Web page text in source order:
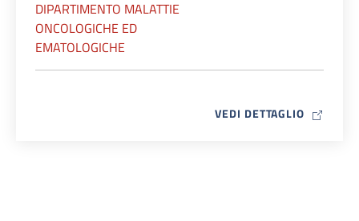
DIPARTIMENTO MALATTIE
ONCOLOGICHE ED
EMATOLOGICHE
VEDI DETTAGLIO MAP ICON